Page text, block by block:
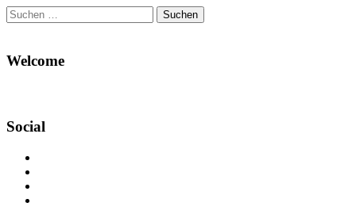
Suchen
nach:
Welcome
Social